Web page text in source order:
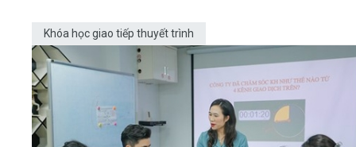
Khóa học giao tiếp thuyết trình